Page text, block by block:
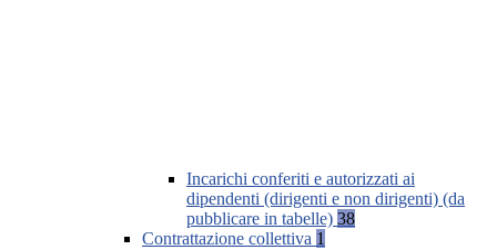
Incarichi conferiti e autorizzati ai
dipendenti (dirigenti e non dirigenti) (da
pubblicare in tabelle) 38
Contrattazione collettiva 1